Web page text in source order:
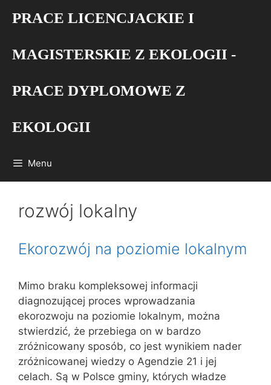
PRACE LICENCJACKIE I
MAGISTERSKIE Z EKOLOGII -
PRACE DYPLOMOWE Z
EKOLOGII
Menu
rozwój lokalny
Ekorozwój na poziomie lokalnym
Mimo braku kompleksowej informacji
diagnozującej proces wprowadzania
ekorozwoju na poziomie lokalnym, można
stwierdzić, że przebiega on w bardzo
zróżnicowany sposób, co jest wynikiem nader
zróżnicowanej wiedzy o Agendzie 21 i jej
celach. Są w Polsce gminy, których władze